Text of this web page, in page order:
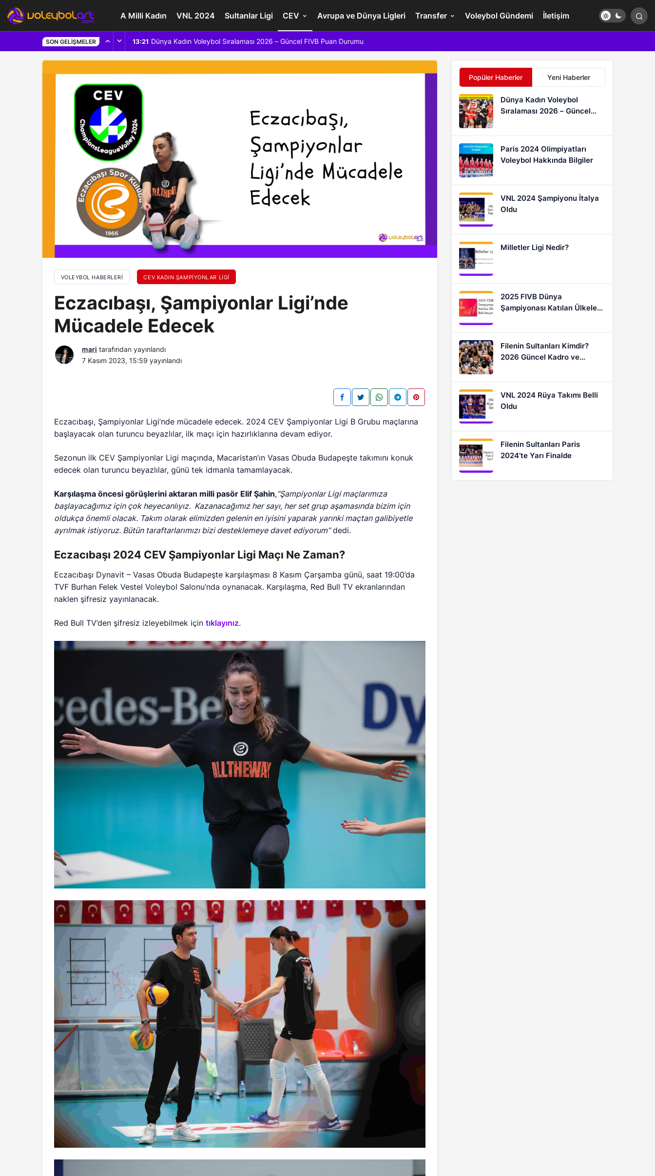
A Milli Kadın VNL 2024 Sultanlar Ligi CEV Avrupa ve Dünya Ligleri Transfer Voleybol Gündemi İletişim
SON GELIŞMELER 13:21 Dünya Kadın Voleybol Sıralaması 2026 – Güncel FIVB Puan Durumu
VOLEYBOL HABERLERI CEV KADIN ŞAMPIYONLAR LIGI
Eczacıbaşı, Şampiyonlar Ligi’nde
Mücadele Edecek
mari tarafından yayınlandı
7 Kasım 2023, 15:59 yayınlandı
Eczacıbaşı, Şampiyonlar Ligi’nde mücadele edecek. 2024 CEV Şampiyonlar Ligi B Grubu maçlarına
başlayacak olan turuncu beyazlılar, ilk maçı için hazırlıklarına devam ediyor.
Sezonun ilk CEV Şampiyonlar Ligi maçında, Macaristan’ın Vasas Obuda Budapeşte takımını konuk
edecek olan turuncu beyazlılar, günü tek idmanla tamamlayacak.
Karşılaşma öncesi görüşlerini aktaran milli pasör Elif Şahin,“Şampiyonlar Ligi maçlarımıza
başlayacağımız için çok heyecanlıyız. Kazanacağımız her sayı, her set grup aşamasında bizim için
oldukça önemli olacak. Takım olarak elimizden gelenin en iyisini yaparak yarınki maçtan galibiyetle
ayrılmak istiyoruz. Bütün taraftarlarımızı bizi desteklemeye davet ediyorum”dedi.
Eczacıbaşı 2024 CEV Şampiyonlar Ligi Maçı Ne Zaman?
Eczacıbaşı Dynavit – Vasas Obuda Budapeşte karşılaşması 8 Kasım Çarşamba günü, saat 19:00’da
TVF Burhan Felek Vestel Voleybol Salonu’nda oynanacak. Karşılaşma, Red Bull TV ekranlarından
naklen şifresiz yayınlanacak.
Red Bull TV’den şifresiz izleyebilmek içintıklayınız.
Popüler Haberler Yeni Haberler
Dünya Kadın Voleybol
Sıralaması 2026 – Güncel
Paris 2024 Olimpiyatları
Voleybol Hakkında Bilgiler
VNL 2024 Şampiyonu İtalya
Oldu
Milletler Ligi Nedir?
2025 FIVB Dünya
Şampiyonası Katılan Ülkeler
Filenin Sultanları Kimdir?
2026 Güncel Kadro ve
VNL 2024 Rüya Takımı Belli
Oldu
Filenin Sultanları Paris
2024’te Yarı Finalde